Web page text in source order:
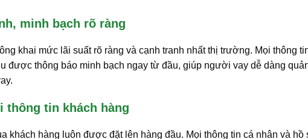
minh bạch rõ ràng
khai mức lãi suất rõ ràng và cạnh tranh nhất thị trường. Mọi thông
được thông báo minh bạch ngay từ đầu, giúp người vay dễ dàng
thông tin khách hàng
khách hàng luôn được đặt lên hàng đầu. Mọi thông tin cá nhân và